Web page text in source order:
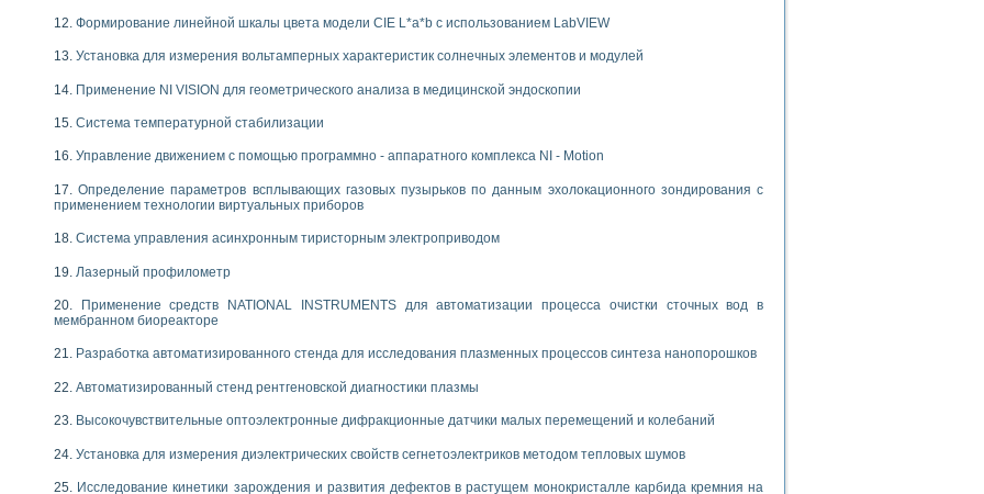
Формирование линейной шкалы цвета модели CIE L*a*b с использованием LabVIEW
Установка для измерения вольтамперных характеристик солнечных элементов и модулей
Применение NI VISION для геометрического анализа в медицинской эндоскопии
Система температурной стабилизации
Управление движением с помощью программно - аппаратного комплекса NI - Motion
Определение параметров всплывающих газовых пузырьков по данным эхолокационного зондирования с
применением технологии виртуальных приборов
Система управления асинхронным тиристорным электроприводом
Лазерный профилометр
Применение средств NATIONAL INSTRUMENTS для автоматизации процесса очистки сточных вод в
мембранном биореакторе
Разработка автоматизированного стенда для исследования плазменных процессов синтеза нанопорошков
Автоматизированный стенд рентгеновской диагностики плазмы
Высокочувствительные оптоэлектронные дифракционные датчики малых перемещений и колебаний
Установка для измерения диэлектрических свойств сегнетоэлектриков методом тепловых шумов
Исследование кинетики зарождения и развития дефектов в растущем монокристалле карбида кремния на